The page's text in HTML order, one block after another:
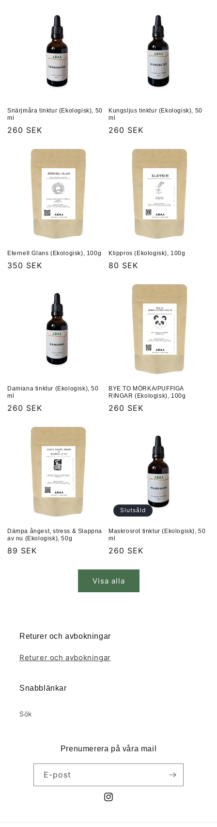
Snärjmåra tinktur (Ekologisk), 50
ml
Ordinarie
260 SEK
Kungsljus tinktur (Ekologisk), 50
ml
Ordinarie
260 SEK
Eternell Glans (Ekologisk), 100g
Ordinarie
350 SEK
Klippros (Ekologisk), 100g
Ordinarie
80 SEK
Damiana tinktur (Ekologisk), 50
ml
Ordinarie
260 SEK
BYE TO MÖRKA/PUFFIGA
RINGAR (Ekologisk), 100g
Ordinarie
260 SEK
Dämpa ångest, stress & Slappna
av nu (Ekologisk), 50g
Ordinarie
89 SEK
Slutsåld
Maskrosrot tinktur (Ekologisk), 50
ml
Ordinarie
260 SEK
Visa alla
Returer och avbokningar
Returer och avbokningar
Snabblänkar
Sök
Prenumerera på våra mail
E-post
Instagram